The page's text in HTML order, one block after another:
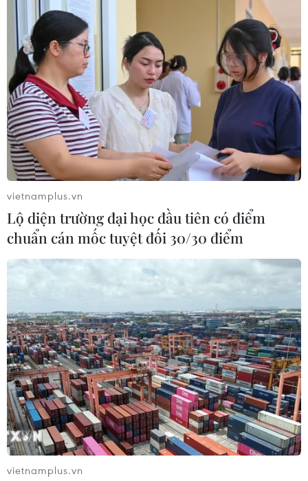
vietnamplus.vn
Lộ diện trường đại học đầu tiên có điểm
chuẩn cán mốc tuyệt đối 30/30 điểm
vietnamplus.vn